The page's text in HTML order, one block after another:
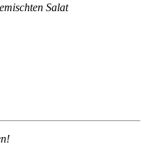
Salat